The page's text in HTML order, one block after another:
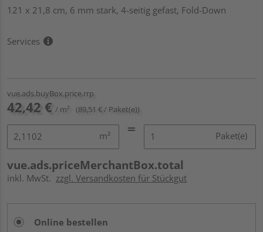
121 x 21,8 cm, 6 mm stark, 4-seitig gefast, Fold-Down
Services
vue.ads.buyBox.price.rrp
42,42 € / m² (89,51 € / Paket(e))
m² Paket(e)
vue.ads.priceMerchantBox.total
inkl. MwSt. zzgl. Versandkosten für Stückgut
Online bestellen